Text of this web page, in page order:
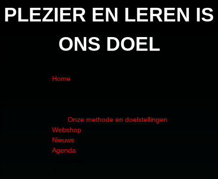
PLEZIER EN LEREN IS
ONS DOEL
Home
Onze methode en doelstellingen
Webshop
Nieuws
Agenda